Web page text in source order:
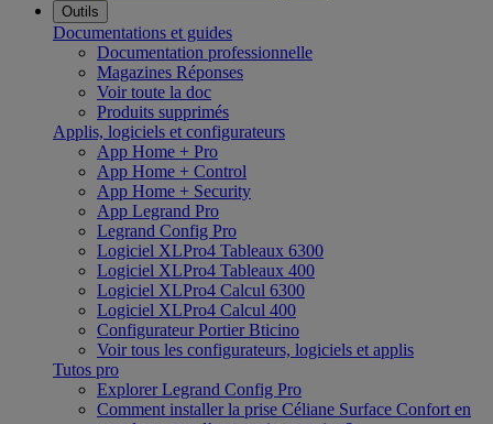
Outils
Documentations et guides
Documentation professionnelle
Magazines Réponses
Voir toute la doc
Produits supprimés
Applis, logiciels et configurateurs
App Home + Pro
App Home + Control
App Home + Security
App Legrand Pro
Legrand Config Pro
Logiciel XLPro4 Tableaux 6300
Logiciel XLPro4 Tableaux 400
Logiciel XLPro4 Calcul 6300
Logiciel XLPro4 Calcul 400
Configurateur Portier Bticino
Voir tous les configurateurs, logiciels et applis
Tutos pro
Explorer Legrand Config Pro
Comment installer la prise Céliane Surface Confort en